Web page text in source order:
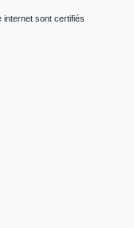
internet sont certifiés